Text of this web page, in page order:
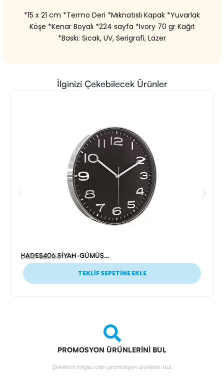
*15 x 21 cm *Termo Deri *Mıknatıslı Kapak *Yuvarlak
Köşe *Kenar Boyalı *224 sayfa *Ivory 70 gr Kağıt
*Baskı: Sıcak, UV, Serigrafi, Lazer
İlginizi Çekebilecek Ürünler
HADES406 SİYAH-GÜMÜŞ METALİZE ÇERÇEVE DUVAR SAATİ(380 MM)
Ürün Kodu: 22800
Duvar Saatleri
TEKLİF SEPETİNE EKLE
PROMOSYON ÜRÜNLERİNİ BUL
Şirketinin ihtiyacı olan promosyon ürünlerini bul.